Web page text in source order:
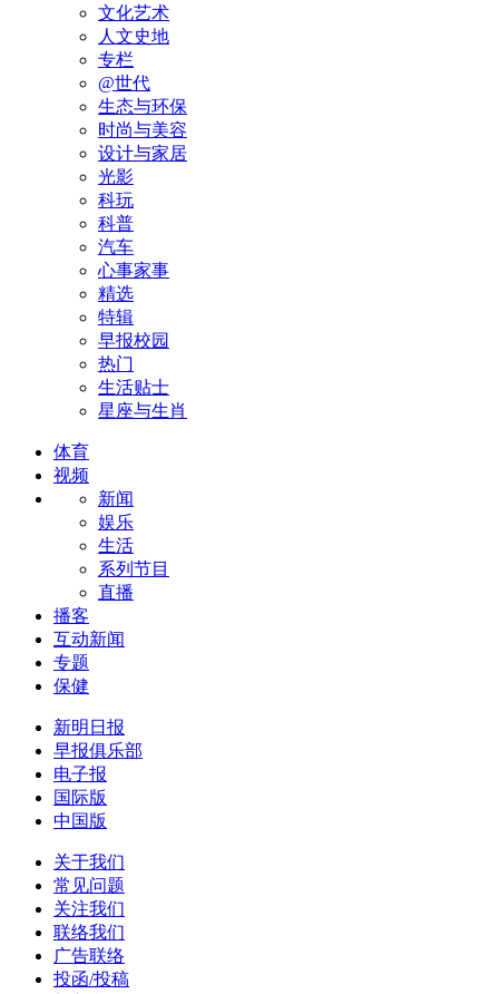
文化艺术
人文史地
专栏
@世代
生态与环保
时尚与美容
设计与家居
光影
科玩
科普
汽车
心事家事
精选
特辑
早报校园
热门
生活贴士
星座与生肖
体育
视频
新闻
娱乐
生活
系列节目
直播
播客
互动新闻
专题
保健
新明日报
早报俱乐部
电子报
国际版
中国版
关于我们
常见问题
关注我们
联络我们
广告联络
投函/投稿